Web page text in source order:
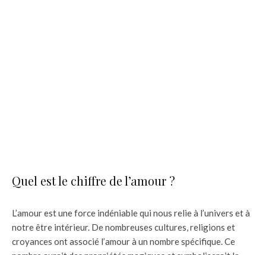
Quel est le chiffre de l’amour ?
L’amour est une force indéniable qui nous relie à l’univers et à
notre être intérieur. De nombreuses cultures, religions et
croyances ont associé l’amour à un nombre spécifique. Ce